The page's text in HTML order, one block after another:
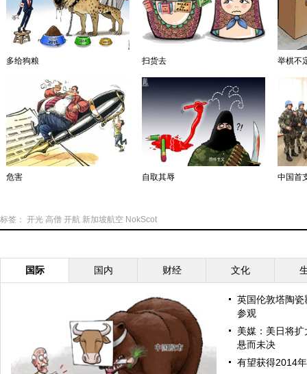
多给狗粮 扫货去 举棋不
危害 自取其辱 中国首
标签： 开光 高僧 开航 新加坡航空 NokScot
国际 国内 财经 文化
英国伦敦塔陶
参观
美媒：美日将
悬而未决
有望获得2014